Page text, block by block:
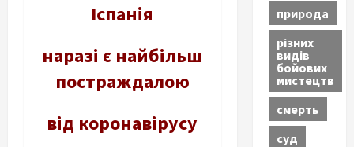
Іспанія
наразі є найбільш
постраждалою
від коронавірусу
природа
різних
видів
бойових
мистецтв
смерть
суд